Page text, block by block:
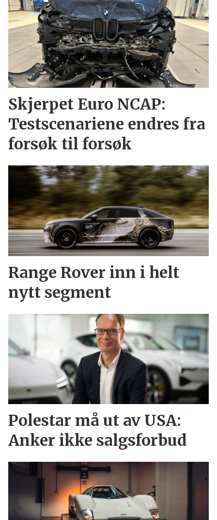
Skjerpet Euro NCAP:
Testscenariene endres fra
forsøk til forsøk
Range Rover inn i helt
nytt segment
Polestar må ut av USA:
Anker ikke salgsforbud